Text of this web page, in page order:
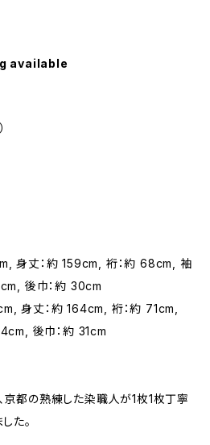
available
身丈：約 159cm, 裄：約 68cm, 袖
後巾：約 30cm
身丈：約 164cm, 裄：約 71cm,
後巾：約 31cm
京都の熟練した染職人が1枚1枚丁寧
た。